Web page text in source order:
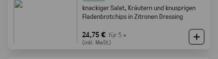
knackiger Salat, Kräutern und knusprigen
Fladenbrotchips in Zitronen Dressing
24,75 € für 5 ×
(inkl. MwSt.)